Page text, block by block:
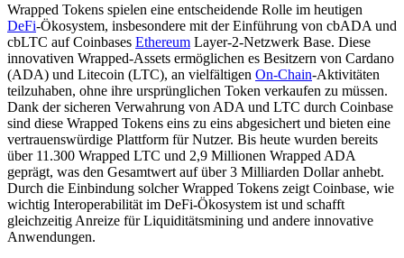
Wrapped Tokens spielen eine entscheidende Rolle im heutigen
DeFi-Ökosystem, insbesondere mit der Einführung von cbADA und
cbLTC auf Coinbases Ethereum Layer-2-Netzwerk Base. Diese
innovativen Wrapped-Assets ermöglichen es Besitzern von Cardano
(ADA) und Litecoin (LTC), an vielfältigen On-Chain-Aktivitäten
teilzuhaben, ohne ihre ursprünglichen Token verkaufen zu müssen.
Dank der sicheren Verwahrung von ADA und LTC durch Coinbase
sind diese Wrapped Tokens eins zu eins abgesichert und bieten eine
vertrauenswürdige Plattform für Nutzer. Bis heute wurden bereits
über 11.300 Wrapped LTC und 2,9 Millionen Wrapped ADA
geprägt, was den Gesamtwert auf über 3 Milliarden Dollar anhebt.
Durch die Einbindung solcher Wrapped Tokens zeigt Coinbase, wie
wichtig Interoperabilität im DeFi-Ökosystem ist und schafft
gleichzeitig Anreize für Liquiditätsmining und andere innovative
Anwendungen.